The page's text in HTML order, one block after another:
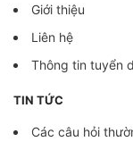
Giới thiệu
Liên hệ
Thông tin tuyển
TIN TỨC
Các câu hỏi